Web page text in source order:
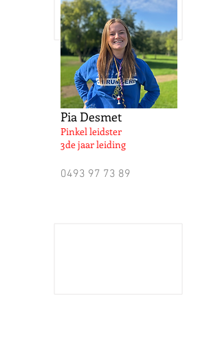
Pia Desmet
Pinkel leidster
3de jaar leiding
0493 97 73 89